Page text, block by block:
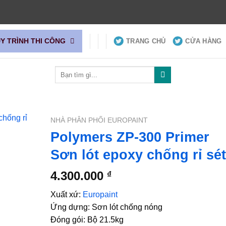
TRÌNH THI CÔNG TRANG CHỦ CỬA HÀNG
kiếm:
NHÀ PHÂN PHỐI EUROPAINT
Polymers ZP-300 Primer
Sơn lót epoxy chống rỉ sét
4.300.000 ₫
Xuất xứ: Europaint
Ứng dựng: Sơn lót chống nóng
Đóng gói: Bộ 21.5kg